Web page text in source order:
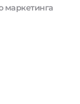
маркетинга